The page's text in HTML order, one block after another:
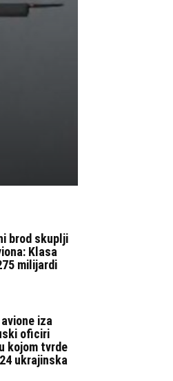
brod skuplji
Klasa
milijardi
iza
oficiri
kojom tvrde
ukrajinska